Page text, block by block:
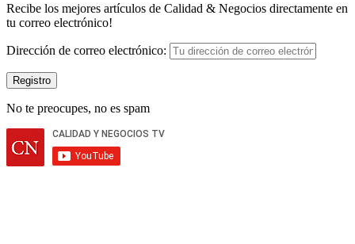
Recibe los mejores artículos de Calidad & Negocios directamente en
tu correo electrónico!
Dirección de correo electrónico:
No te preocupes, no es spam